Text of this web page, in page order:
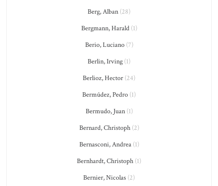
Berg, Alban (28)
Bergmann, Harald(1)
Berio, Luciano(7)
Berlin, Irving (1)
Berlioz, Hector (24)
Bermúdez, Pedro (1)
Bermudo, Juan(1)
Bernard, Christoph(2)
Bernasconi, Andrea(1)
Bernhardt, Christoph (1)
Bernier, Nicolas (2)